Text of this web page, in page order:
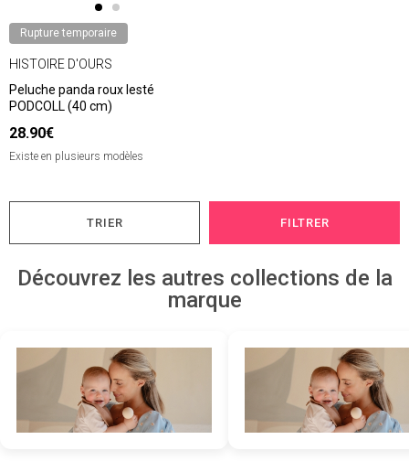
Rupture temporaire
HISTOIRE D'OURS
Peluche panda roux lesté
PODCOLL (40 cm)
28.90€
Existe en plusieurs modèles
TRIER FILTRER
Découvrez les autres collections de la
marque